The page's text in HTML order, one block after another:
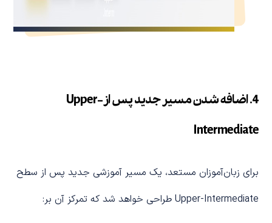
4. اضافه شدن مسیر جدید پس از Upper-
Intermediate
برای زبان‌آموزان مستعد، یک مسیر آموزشی جدید پس از سطح
Upper-Intermediate طراحی خواهد شد که تمرکز آن بر: